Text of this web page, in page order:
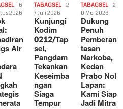
6
2026
Air
TABAGSEL
2
7 Juli 2026
Kunjungi
Kodim
0212/Tap
sel,
Pangdam
Tekankan
Keseimba
ngan
Siaga
Tempur
TABAGSEL
2
0 Mei 2026
Dukung
Penuh
Pemberan
tasan
Narkoba,
Kedan
Prabo Nol
Lapan:
Kami Siap
Jadi Mitra